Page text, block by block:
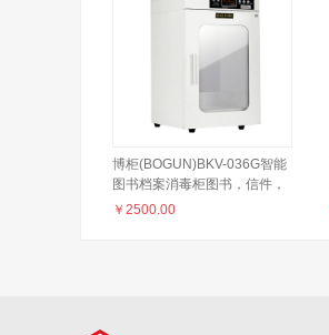
博柜(BOGUN)BKV-036G智能
图书档案消毒柜图书，信件，
化验单等臭氧自动消毒 加厚冷
￥ 2500.00